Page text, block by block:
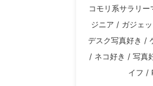
コモリ系サラリ
ジニア / ガジェ
デスク写真好き /
/ ネコ好き / 写真
イフ /